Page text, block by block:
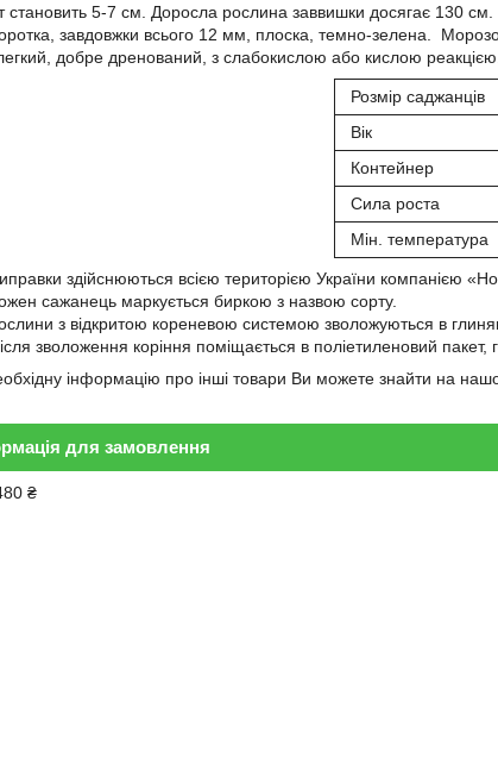
становить 5-7 см. Доросла рослина заввишки досягає 130 см.
завдовжки всього 12 мм, плоска, темно-зелена.
добре дренований, з слабокислою або кислою
Розмір саджанців
Вік
Контейнер
Сила роста
Мін. температура
здійснюються всією територією України компанією
сажанець маркується биркою з назвою сорту.
з відкритою кореневою системою зволожуються в
зволоження коріння поміщається в поліетиленовий пакет,
інформацію про інші товари Ви можете знайти на
для замовлення
₴